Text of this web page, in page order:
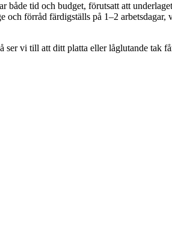
både tid och budget, förutsatt att
förråd färdigställs på 1–2 arbetsdagar,
vi till att ditt platta eller låglutande tak